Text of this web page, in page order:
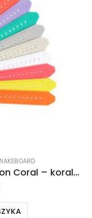
Slingshot Gummy Strap Moon Coral – koralowy 2024